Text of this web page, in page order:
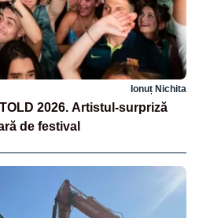
Ionuț Nichita
2026. Artistul-surpriză
de festival